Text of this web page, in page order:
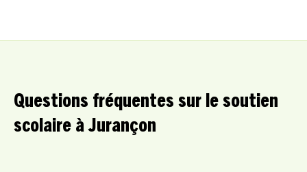
Questions fréquentes sur le soutien
scolaire à Jurançon